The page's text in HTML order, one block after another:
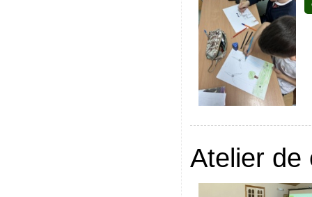
Atelier de